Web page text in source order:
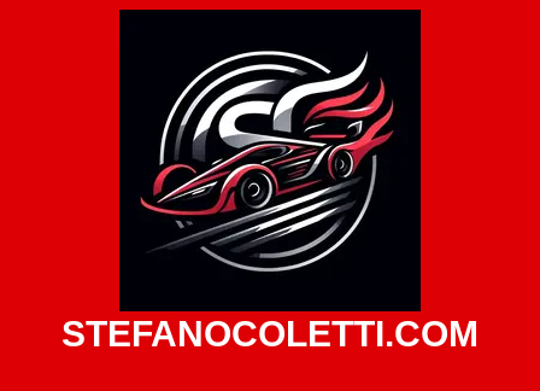
STEFANOCOLETTI.COM